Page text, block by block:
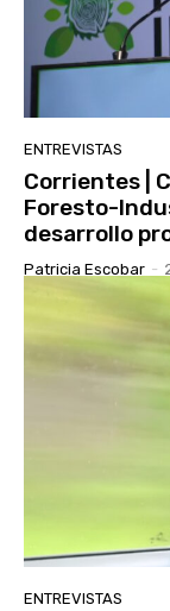
ENTREVISTAS
Corrientes |
Foresto-
desarrollo
Patricia Escobar -
ENTREVISTAS